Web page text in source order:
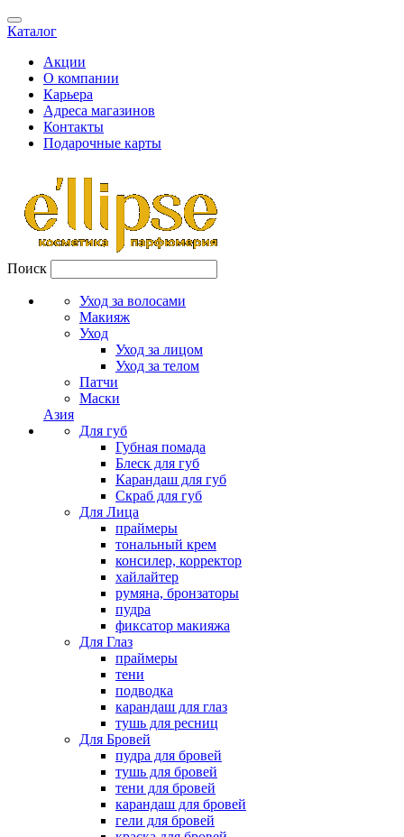
Каталог
Акции
О компании
Карьера
Адреса магазинов
Контакты
Подарочные карты
Поиск
Уход за волосами
Макияж
Уход
Уход за лицом
Уход за телом
Патчи
Маски
Азия
Для губ
Губная помада
Блеск для губ
Карандаш для губ
Скраб для губ
Для Лица
праймеры
тональный крем
консилер, корректор
хайлайтер
румяна, бронзаторы
пудра
фиксатор макияжа
Для Глаз
праймеры
тени
подводка
карандаш для глаз
тушь для ресниц
Для Бровей
пудра для бровей
тушь для бровей
тени для бровей
карандаш для бровей
гели для бровей